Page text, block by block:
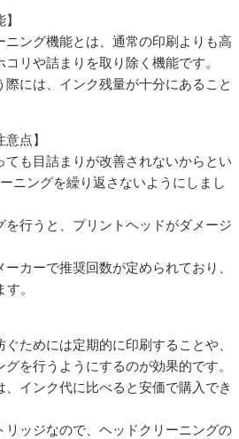
ニング機能とは、通常の印刷よりも高
リや詰まりを取り除く機能です。
には、インク残量が十分にあること
点】
も目詰まりが改善されないからとい
ニングを繰り返さないようにしまし
行うと、プリントヘッドがダメージ
カーで推奨回数が定められており、
。
ためには定期的に印刷することや、
を行うようにするのが効果的です。
インク代に比べると安価で購入でき
リッジなので、ヘッドクリーニングの